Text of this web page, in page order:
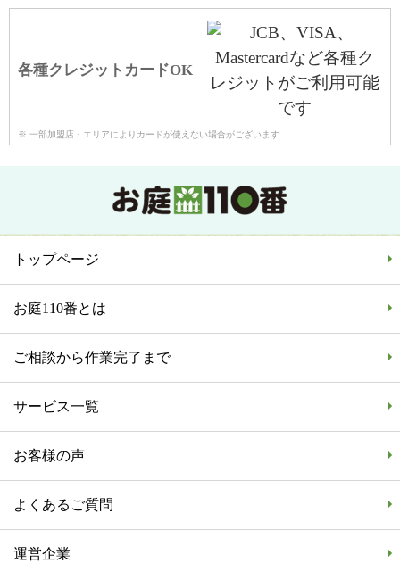
各種クレジットカードOK
※ 一部加盟店・エリアによりカードが使えない場合がございます
トップページ
お庭110番とは
ご相談から作業完了まで
サービス一覧
お客様の声
よくあるご質問
運営企業